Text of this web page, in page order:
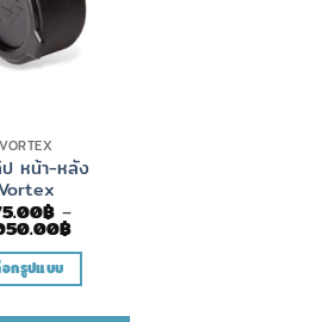
VORTEX
หน้า-หลัง
฿ –
฿Price
475.00฿
through
1,050.00฿
อกรูปแบบ